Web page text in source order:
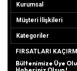
Kurumsal
Müşteri İlişkileri
Kategoriler
FIRSATLARI
Bültenimize Üye